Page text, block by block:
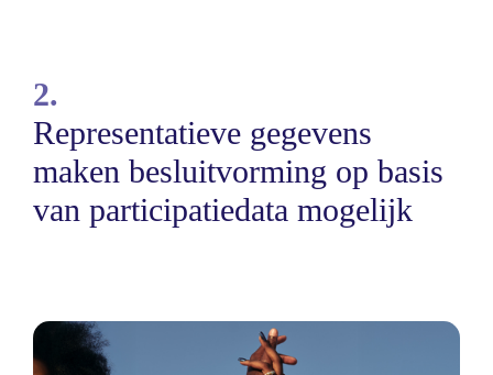
2.
Representatieve gegevens
maken besluitvorming op basis
van participatiedata mogelijk